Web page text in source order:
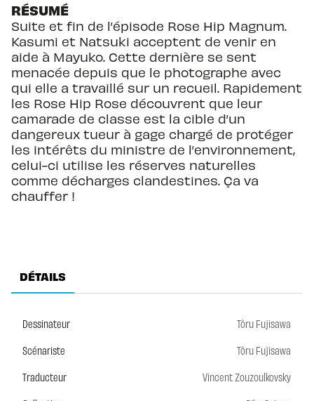
RÉSUMÉ
Suite et fin de l’épisode Rose Hip Magnum.
Kasumi et Natsuki acceptent de venir en
aide à Mayuko. Cette dernière se sent
menacée depuis que le photographe avec
qui elle a travaillé sur un recueil. Rapidement
les Rose Hip Rose découvrent que leur
camarade de classe est la cible d’un
dangereux tueur à gage chargé de protéger
les intérêts du ministre de l’environnement,
celui-ci utilise les réserves naturelles
comme décharges clandestines. Ça va
chauffer !
DÉTAILS
Dessinateur
Tôru Fujisawa
Scénariste
Tôru Fujisawa
Traducteur
Vincent Zouzoulkovsky